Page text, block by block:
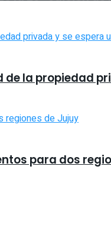
de la propiedad
para dos